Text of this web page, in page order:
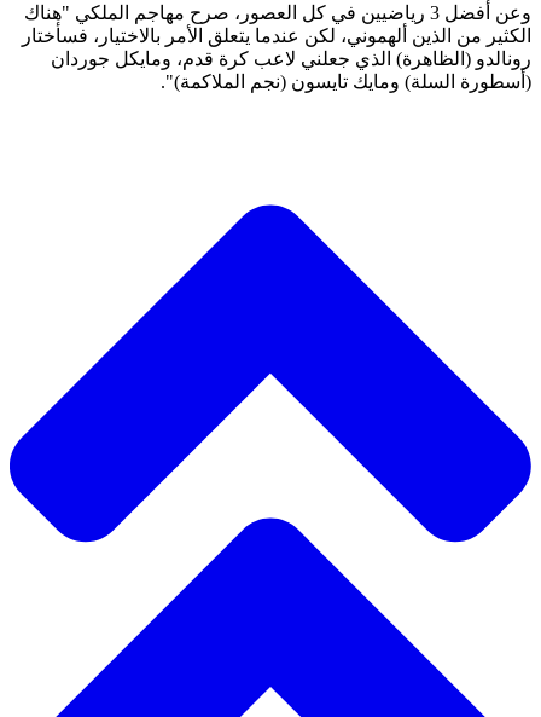
وعن أفضل 3 رياضيين في كل العصور، صرح مهاجم الملكي "هناك
الكثير من الذين ألهموني، لكن عندما يتعلق الأمر بالاختيار، فسأختار
رونالدو (الظاهرة) الذي جعلني لاعب كرة قدم، ومايكل جوردان
(أسطورة السلة) ومايك تايسون (نجم الملاكمة)".